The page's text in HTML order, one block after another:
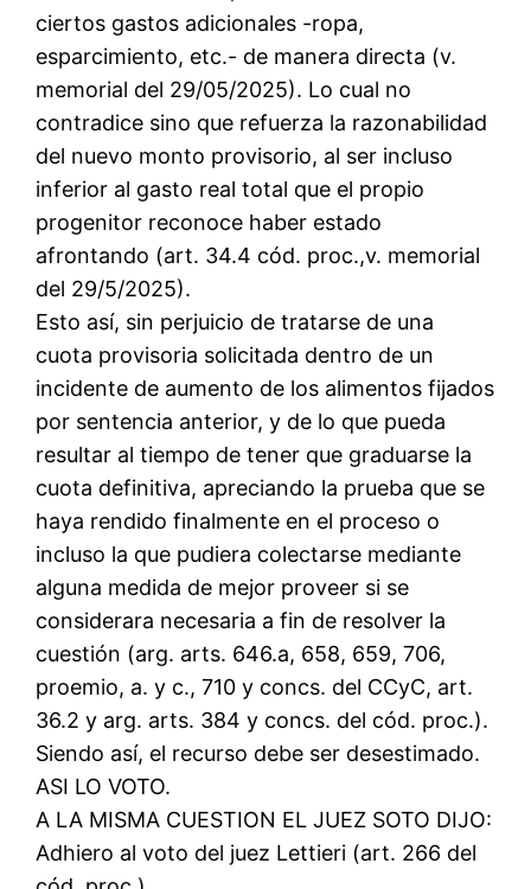
ciertos gastos adicionales -ropa,
esparcimiento, etc.- de manera directa (v.
memorial del 29/05/2025). Lo cual no
contradice sino que refuerza la razonabilidad
del nuevo monto provisorio, al ser incluso
inferior al gasto real total que el propio
progenitor reconoce haber estado
afrontando (art. 34.4 cód. proc.,v. memorial
del 29/5/2025).
Esto así, sin perjuicio de tratarse de una
cuota provisoria solicitada dentro de un
incidente de aumento de los alimentos fijados
por sentencia anterior, y de lo que pueda
resultar al tiempo de tener que graduarse la
cuota definitiva, apreciando la prueba que se
haya rendido finalmente en el proceso o
incluso la que pudiera colectarse mediante
alguna medida de mejor proveer si se
considerara necesaria a fin de resolver la
cuestión (arg. arts. 646.a, 658, 659, 706,
proemio, a. y c., 710 y concs. del CCyC, art.
36.2 y arg. arts. 384 y concs. del cód. proc.).
Siendo así, el recurso debe ser desestimado.
ASI LO VOTO.
A LA MISMA CUESTION EL JUEZ SOTO DIJO:
Adhiero al voto del juez Lettieri (art. 266 del